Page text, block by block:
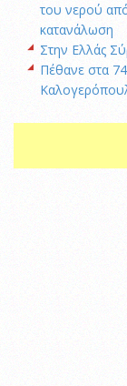
του νερού
κατανάλωση
Στην Ελλάς
Πέθανε στα